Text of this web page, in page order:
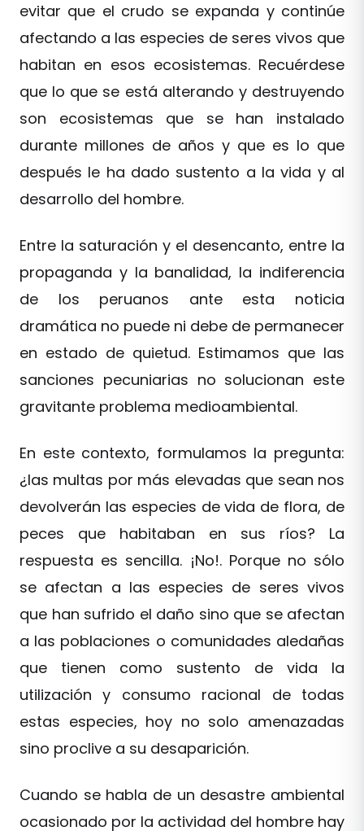
evitar que el crudo se expanda y continúe
afectando a las especies de seres vivos que
habitan en esos ecosistemas. Recuérdese
que lo que se está alterando y destruyendo
son ecosistemas que se han instalado
durante millones de años y que es lo que
después le ha dado sustento a la vida y al
desarrollo del hombre.
Entre la saturación y el desencanto, entre la
propaganda y la banalidad, la indiferencia
de los peruanos ante esta noticia
dramática no puede ni debe de permanecer
en estado de quietud. Estimamos que las
sanciones pecuniarias no solucionan este
gravitante problema medioambiental.
En este contexto, formulamos la pregunta:
¿las multas por más elevadas que sean nos
devolverán las especies de vida de flora, de
peces que habitaban en sus ríos? La
respuesta es sencilla. ¡No!. Porque no sólo
se afectan a las especies de seres vivos
que han sufrido el daño sino que se afectan
a las poblaciones o comunidades aledañas
que tienen como sustento de vida la
utilización y consumo racional de todas
estas especies, hoy no solo amenazadas
sino proclive a su desaparición.
Cuando se habla de un desastre ambiental
ocasionado por la actividad del hombre hay